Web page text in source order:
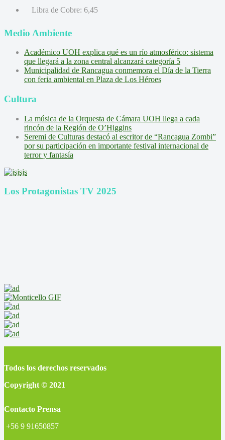
Libra de Cobre: 6,45
Medio Ambiente
Académico UOH explica qué es un río atmosférico: sistema
que llegará a la zona central alcanzará categoría 5
Municipalidad de Rancagua conmemora el Día de la Tierra
con feria ambiental en Plaza de Los Héroes
Cultura
La música de la Orquesta de Cámara UOH llega a cada
rincón de la Región de O’Higgins
Seremi de Culturas destacó al escritor de “Rancagua Zombi”
por su participación en importante festival internacional de
terror y fantasía
Los Protagonistas TV 2025
Todos los derechos reservados
Copyright © 2021
Contacto Prensa
+56 9 91650857